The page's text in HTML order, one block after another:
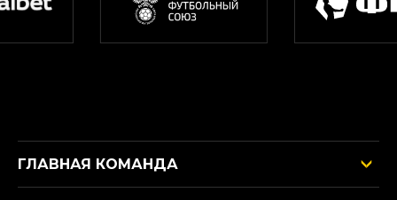
ГЛАВНАЯ КОМАНДА